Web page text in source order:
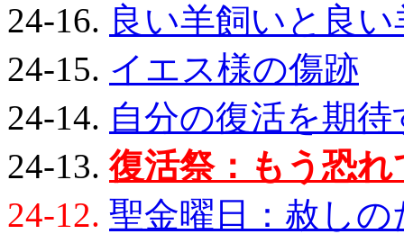
24-16. 良い羊飼いと良い
24-15. イエス様の傷跡
24-14. 自分の復活を期待
24-13.復活祭：もう恐
24-12. 聖金曜日：赦しの